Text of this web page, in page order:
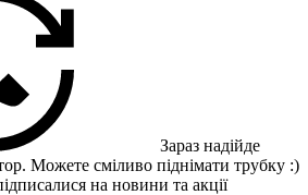
Зараз надійде
Можете сміливо піднімати трубку :)
на новини та акції